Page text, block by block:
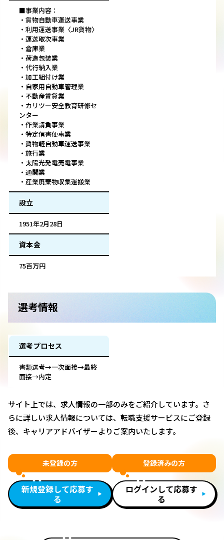
■事業内容：
・貨物自動車運送事業
・利用運送事業〈JR貨物〉
・運送取次事業
・倉庫業
・荷造包装業
・代行納入業
・加工組付け業
・自家用自動車管理業
・不動産賃貸業
・カリツー安全教育研修セ
ンター
・作業請負事業
・特定信書便事業
・貨物軽自動車運送事業
・旅行業
・太陽光発電売電事業
・通関業
・産業廃棄物収集運搬業
設立
1951年2月28日
資本金
75百万円
選考情報
選考プロセス
書類選考→一次面接→最終
面接→内定
サイト上では、求人情報の一部のみをご紹介しています。さ
らに詳しい求人情報については、転職支援サービスにご登録
後、キャリアアドバイザーよりご案内いたします。
未登録の方
新規登録して応募す
る
登録済みの方
ログインして応募す
る